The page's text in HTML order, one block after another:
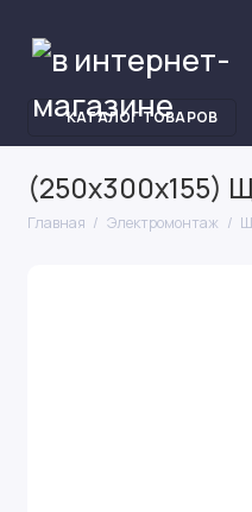
КАТАЛОГ ТОВАРОВ
(250х300х155)
Главная Электромонтаж